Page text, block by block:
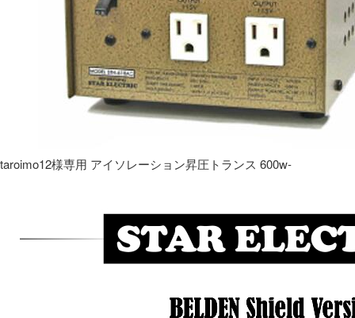
taroimo12様専用 アイソレーション昇圧トランス 600w-